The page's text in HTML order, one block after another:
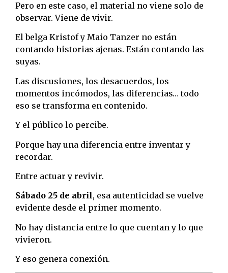
Pero en este caso, el material no viene solo de
observar. Viene de vivir.
El belga Kristof y Maio Tanzer no están
contando historias ajenas. Están contando las
suyas.
Las discusiones, los desacuerdos, los
momentos incómodos, las diferencias… todo
eso se transforma en contenido.
Y el público lo percibe.
Porque hay una diferencia entre inventar y
recordar.
Entre actuar y revivir.
Sábado 25 de abril, esa autenticidad se vuelve
evidente desde el primer momento.
No hay distancia entre lo que cuentan y lo que
vivieron.
Y eso genera conexión.